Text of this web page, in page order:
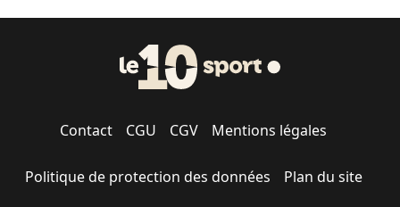
Contact CGU CGV Mentions légales
Politique de protection des données Plan du site